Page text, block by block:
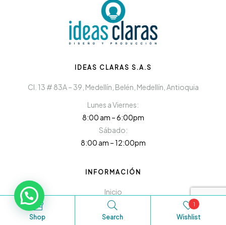
IDEAS CLARAS S.A.S
Cl. 13 # 83A – 39, Medellín, Belén, Medellín, Antioquia
Lunes a Viernes:
8:00 am – 6:00pm
Sábado:
8:00 am – 12:00pm
INFORMACIÓN
Inicio
Nosotros
Servicios
Shop Search Wishlist
1